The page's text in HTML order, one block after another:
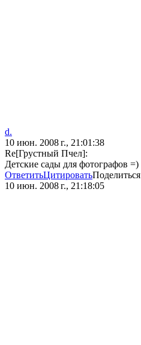
d.
10 июн. 2008 г., 21:01:38
Re[Грустный Пчел]:
Детские сады для фотографов =)
ОтветитьЦитироватьПоделиться
10 июн. 2008 г., 21:18:05